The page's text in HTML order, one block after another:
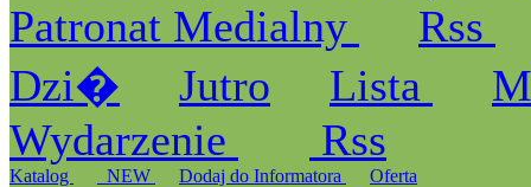
Patronat Medialny
Rss
Dzi�
Jutro Lista
Wydarzenie
Rss
Katalog _NEW Dodaj do Informatora Oferta